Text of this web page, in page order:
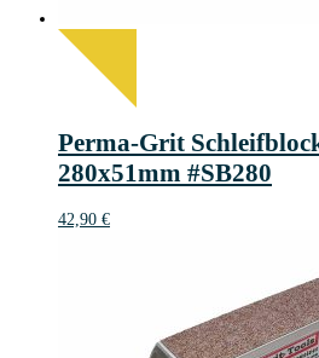
Perma-Grit
280x51mm #SB280
42,90 €